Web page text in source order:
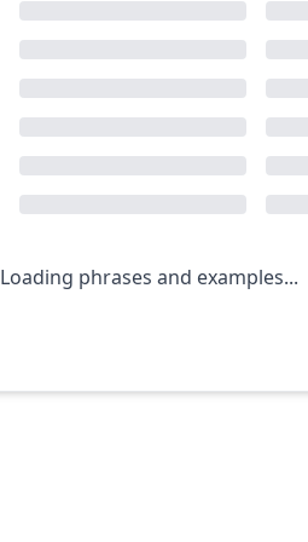
Loading phrases and examples...